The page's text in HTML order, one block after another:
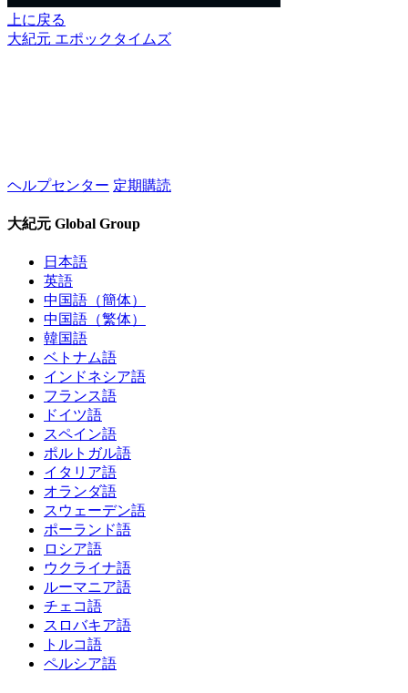
上に戻る
大紀元 エポックタイムズ
ヘルプセンター 定期購読
大紀元 Global Group
日本語
英語
中国語（簡体）
中国語（繁体）
韓国語
ベトナム語
インドネシア語
フランス語
ドイツ語
スペイン語
ポルトガル語
イタリア語
オランダ語
スウェーデン語
ポーランド語
ロシア語
ウクライナ語
ルーマニア語
チェコ語
スロバキア語
トルコ語
ペルシア語